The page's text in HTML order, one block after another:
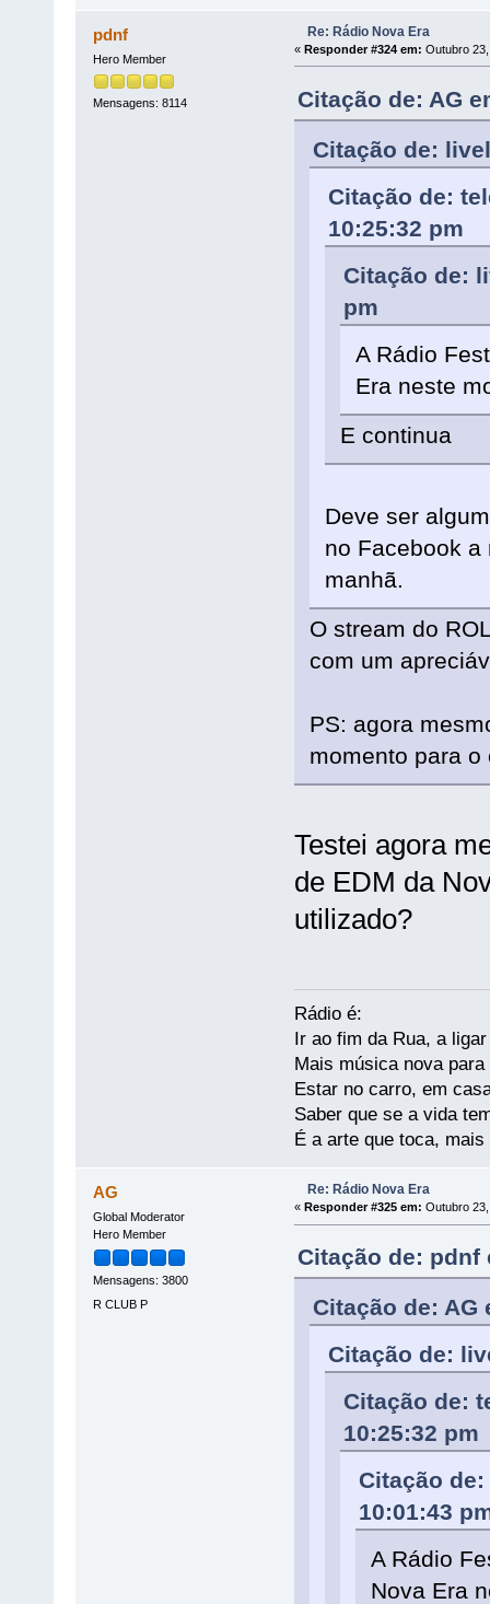
pdnf
Hero Member
Mensagens: 8114
Re: Rádio Nova Era
« Responder #324 em: Outubro
Citação de: AG
Citação de:
Citação de:
10:25:32 pm
Citação de:
pm
A Rádio
Era neste
E continua
Deve ser
no Facebook a
manhã.
O stream do
com um
PS: agora
momento para o
Testei agora
de EDM da
utilizado?
Rádio é:
Ir ao fim da Rua, a
Mais música nova
Estar no carro, em
Saber que se a vida
É a arte que toca,
AG
Global Moderator
Hero Member
Mensagens: 3800
R CLUB P
Re: Rádio Nova Era
« Responder #325 em: Outubro
Citação de: pdnf
Citação de: AG
Citação de:
Citação de:
10:25:32 pm
Citação
10:01:43
A Rádio
Nova Era